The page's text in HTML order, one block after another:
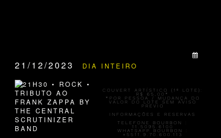
21/12/2023 DIA INTEIRO
COUVERT ARTÍSTICO (1º LOTE):
R$ 65,00 *
*POR PESSOA / MUDANÇA DO
VALOR DO LOTE SEM AVISO
PRÉVIO
INFORMAÇÕES E RESERVAS
TELEFONE BOURBON :
11.5095.6100
WHATSAPP BOURBON :
+5511.9.70.600.113